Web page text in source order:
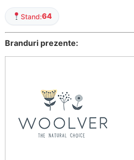
Stand:64
Branduri prezente: